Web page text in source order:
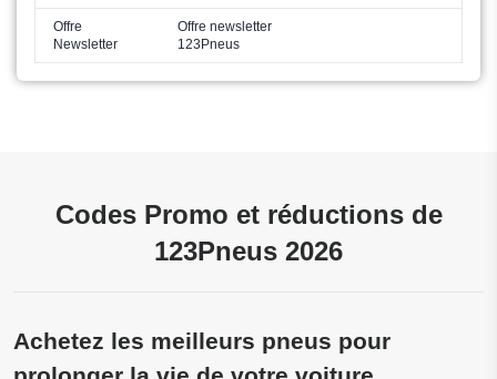
Offre
Newsletter
Offre newsletter
123Pneus
Codes Promo et réductions de
123Pneus 2026
Achetez les meilleurs pneus pour